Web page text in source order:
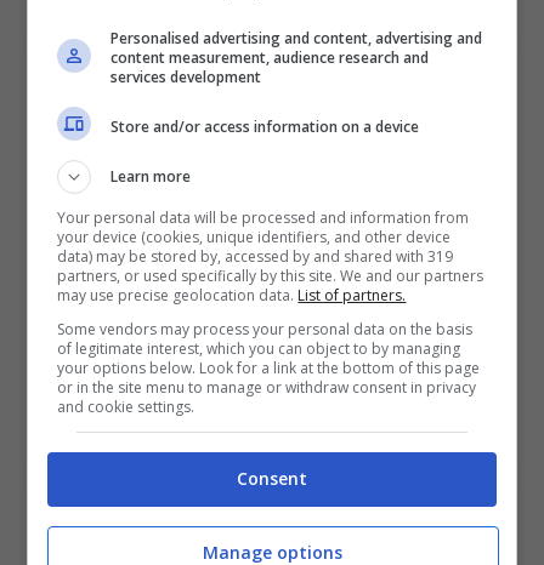
Per i nuovi utenti della piattaforma: 100% fino a 50€ in
Bonus Scommesse + 100% fino a 2000€ in Bonus
Sport
2050€
VERIFICA
Mostra Informazioni
SNAI
Personalised advertising and content, advertising and
content measurement, audience research and
services development
Store and/or access information on a device
Learn more
Your personal data will be processed and information from
your device (cookies, unique identifiers, and other device
data) may be stored by, accessed by and shared with 319
partners, or used specifically by this site. We and our partners
may use precise geolocation data. List of partners.
Some vendors may process your personal data on the basis
of legitimate interest, which you can object to by managing
your options below. Look for a link at the bottom of this page
or in the site menu to manage or withdraw consent in privacy
and cookie settings.
Consent
Manage options